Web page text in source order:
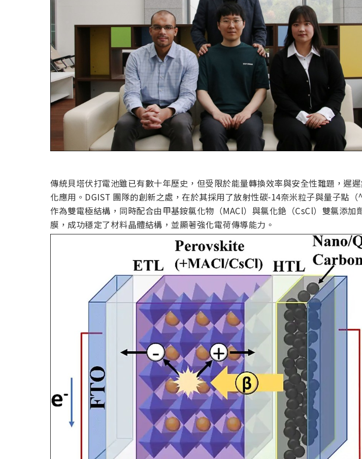
傳統貝塔伏打電池雖已有數十年歷史，但受限於能量轉換效率與安全性難題，遲
化應用。DGIST 團隊的創新之處，在於其採用了放射性碳-14奈米粒子與量子點（
作為雙電極結構，同時配合由甲基銨氯化物（MACl）與氯化銫（CsCl）雙氯添加
膜，成功穩定了材料晶體結構，並顯著強化電荷傳導能力。